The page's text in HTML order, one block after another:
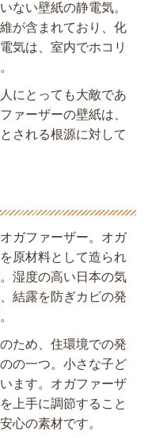
ない壁紙の静電気。
が含まれており、化
気は、室内でホコリ
にとっても大敵であ
ァーザーの壁紙は、
される根源に対して
ガファーザー。オガ
原材料として造られ
湿度の高い日本の気
結露を防ぎカビの発
ため、住環境での発
の一つ。小さな子ど
ます。オガファーザ
上手に調節すること
心の素材です。